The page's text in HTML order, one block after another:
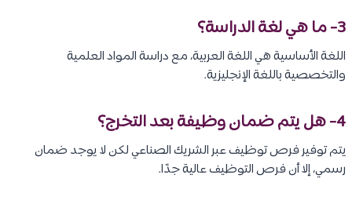
3- ما هي لغة الدراسة؟
اللغة الأساسية هي اللغة العربية، مع دراسة المواد العلمية
والتخصصية باللغة الإنجليزية.
4- هل يتم ضمان وظيفة بعد التخرج؟
يتم توفير فرص توظيف عبر الشريك الصناعي لكن لا يوجد ضمان
رسمي، إلا أن فرص التوظيف عالية جدًا.